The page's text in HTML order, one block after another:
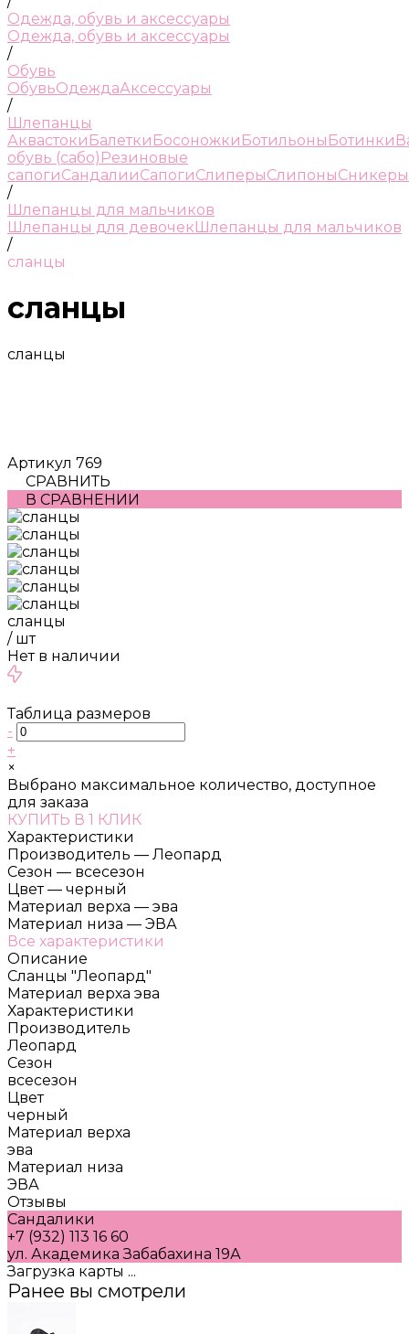
Одежда, обувь и аксессуары
Одежда, обувь и аксессуары
/
Обувь
ОбувьОдеждаАксессуары
/
Шлепанцы
Аквастоки Балетки Босоножки Ботильоны Ботинки
обувь (сабо) Резиновые
сапогиСандалииСапогиСлиперыСлипоныСникеры
/
Шлепанцы для мальчиков
Шлепанцы для девочекШлепанцы для мальчиков
/
сланцы
сланцы
сланцы
Артикул 769
СРАВНИТЬ
В СРАВНЕНИИ
сланцы
/ шт
Нет в наличии
Таблица размеров
-
+
×
Выбрано максимальное количество, доступное
для заказа
КУПИТЬ В 1 КЛИК
Характеристики
Производитель — Леопард
Сезон — всесезон
Цвет — черный
Материал верха — эва
Материал низа — ЭВА
Все характеристики
Описание
Сланцы "Леопард"
Материал верха эва
Характеристики
Производитель
Леопард
Сезон
всесезон
Цвет
черный
Материал верха
эва
Материал низа
ЭВА
Отзывы
Сандалики
+7 (932) 113 16 60
ул. Академика Забабахина 19А
Загрузка карты ...
Ранее вы смотрели